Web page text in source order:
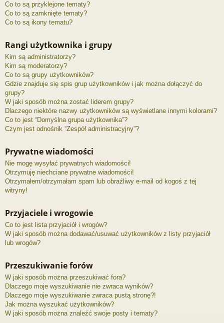
Co to są przyklejone tematy?
Co to są zamknięte tematy?
Co to są ikony tematu?
Rangi użytkownika i grupy
Kim są administratorzy?
Kim są moderatorzy?
Co to są grupy użytkowników?
Gdzie znajduje się spis grup użytkowników i jak można dołączyć do
grupy?
W jaki sposób można zostać liderem grupy?
Dlaczego niektóre nazwy użytkowników są wyświetlane innymi kolorami?
Co to jest “Domyślna grupa użytkownika”?
Czym jest odnośnik “Zespół administracyjny”?
Prywatne wiadomości
Nie mogę wysyłać prywatnych wiadomości!
Otrzymuję niechciane prywatne wiadomości!
Otrzymałem/otrzymałam spam lub obraźliwy e-mail od kogoś z tej
witryny!
Przyjaciele i wrogowie
Co to jest lista przyjaciół i wrogów?
W jaki sposób można dodawać/usuwać użytkowników z listy przyjaciół
lub wrogów?
Przeszukiwanie forów
W jaki sposób można przeszukiwać fora?
Dlaczego moje wyszukiwanie nie zwraca wyników?
Dlaczego moje wyszukiwanie zwraca pustą stronę?!
Jak można wyszukać użytkowników?
W jaki sposób można znaleźć swoje posty i tematy?